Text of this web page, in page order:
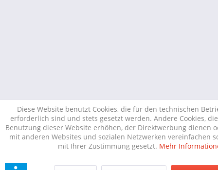
Diese Website benutzt Cookies, die für den technischen
erforderlich sind und stets gesetzt werden. Andere Cookies,
Benutzung dieser Website erhöhen, der Direktwerbung dienen
mit anderen Websites und sozialen Netzwerken vereinfachen
mit Ihrer Zustimmung gesetzt. Mehr